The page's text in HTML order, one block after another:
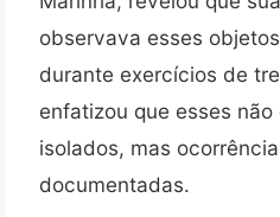
observava esses
durante exercícios de
enfatizou que esses
isolados, mas
documentadas.